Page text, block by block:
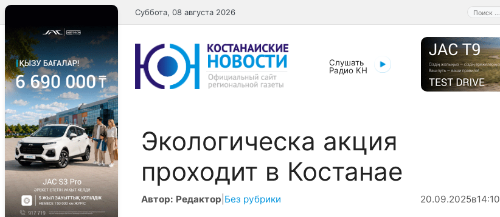
Перейти
к
содержимому
Поиск:
Суббота, 08 августа 2026
Слушать
Радио КН
Экологическа акция
проходит в Костанае
Автор: Редактор Без рубрики 20.09.2025в14:10